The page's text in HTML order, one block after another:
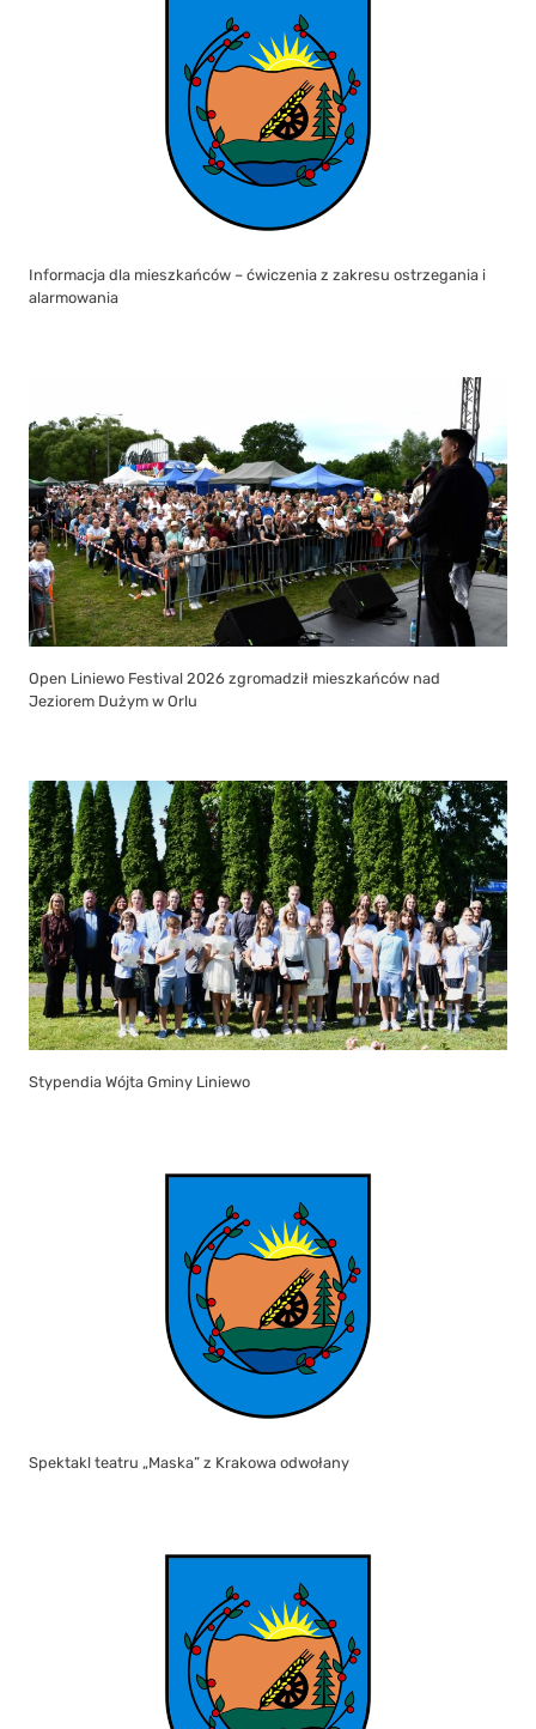
Informacja dla mieszkańców – ćwiczenia z zakresu ostrzegania i
alarmowania
Open Liniewo Festival 2026 zgromadził mieszkańców nad
Jeziorem Dużym w Orlu
Stypendia Wójta Gminy Liniewo
Spektakl teatru „Maska” z Krakowa odwołany